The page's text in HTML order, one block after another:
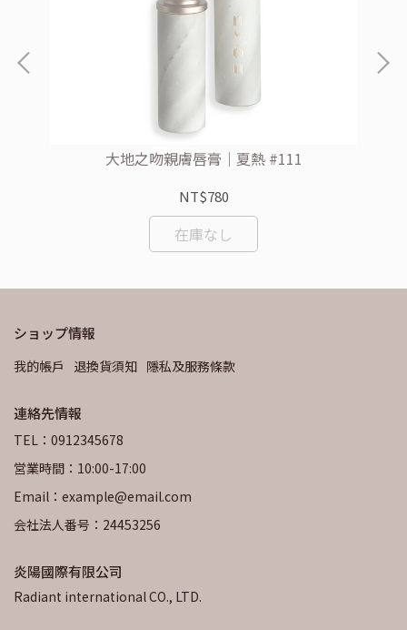
大地之吻親膚唇膏｜夏熱 #111
NT$780
在庫なし
ショップ情報
我的帳戶 退換貨須知 隱私及服務條款
連絡先情報
TEL：0912345678
営業時間：10:00-17:00
Email：example@email.com
会社法人番号：24453256
炎陽國際有限公司
Radiant international CO., LTD.